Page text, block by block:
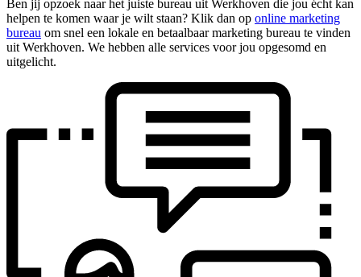
Ben jij opzoek naar het juiste bureau uit Werkhoven die jou écht kan
helpen te komen waar je wilt staan? Klik dan op online marketing
bureau om snel een lokale en betaalbaar marketing bureau te vinden
uit Werkhoven. We hebben alle services voor jou opgesomd en
uitgelicht.